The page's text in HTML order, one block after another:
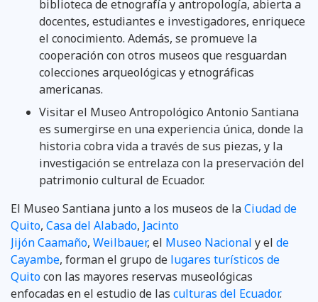
biblioteca de etnografía y antropología, abierta a
docentes, estudiantes e investigadores, enriquece
el conocimiento. Además, se promueve la
cooperación con otros museos que resguardan
colecciones arqueológicas y etnográficas
americanas.
Visitar el Museo Antropológico Antonio Santiana
es sumergirse en una experiencia única, donde la
historia cobra vida a través de sus piezas, y la
investigación se entrelaza con la preservación del
patrimonio cultural de Ecuador.
El Museo Santiana junto a los museos de laCiudad de
Quito, Casa del Alabado, Jacinto
Jijón Caamaño, Weilbauer, el Museo Nacional y el de
Cayambe, forman el grupo de lugares turísticos de
Quitocon las mayores reservas museológicas
enfocadas en el estudio de las culturas del Ecuador.